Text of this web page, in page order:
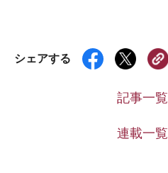
シェアする
記事一覧
連載一覧